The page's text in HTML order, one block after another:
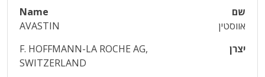
שם
Name
אווסטין
AVASTIN
יצרן
F. HOFFMANN-LA ROCHE AG,
SWITZERLAND